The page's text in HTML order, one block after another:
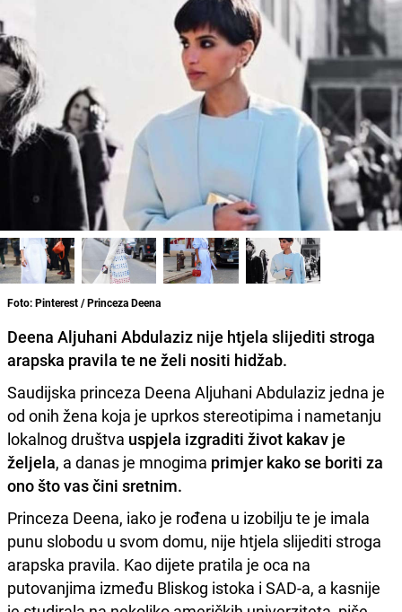
Foto: Pinterest / Princeza Deena
Deena Aljuhani Abdulaziz nije htjela slijediti stroga
arapska pravila te ne želi nositi hidžab.
Saudijska princeza Deena Aljuhani Abdulaziz jedna je
od onih žena koja je uprkos stereotipima i nametanju
lokalnog društva uspjela izgraditi život kakav je
željela, a danas je mnogima primjer kako se boriti za
ono što vas čini sretnim.
Princeza Deena, iako je rođena u izobilju te je imala
punu slobodu u svom domu, nije htjela slijediti stroga
arapska pravila. Kao dijete pratila je oca na
putovanjima između Bliskog istoka i SAD-a, a kasnije